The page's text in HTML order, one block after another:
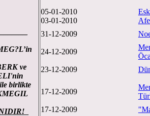
ve
birlikte
05-01-2010
03-01-2010
31-12-2009
24-12-2009
23-12-2009
17-12-2009
17-12-2009